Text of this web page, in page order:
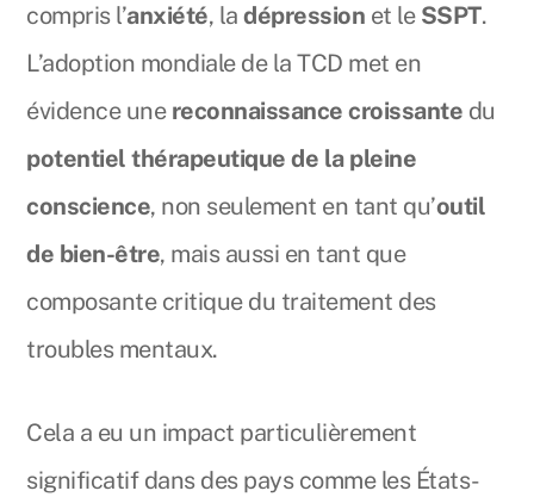
compris l’anxiété, ladépression et le SSPT.
L’adoption mondiale de la TCD met en
évidence une reconnaissance croissante du
potentiel thérapeutique de la pleine
conscience, non seulement en tant qu’outil
de bien-être, mais aussi en tant que
composante critique du traitement des
troubles mentaux.
Cela a eu un impact particulièrement
significatif dans des pays comme les États-